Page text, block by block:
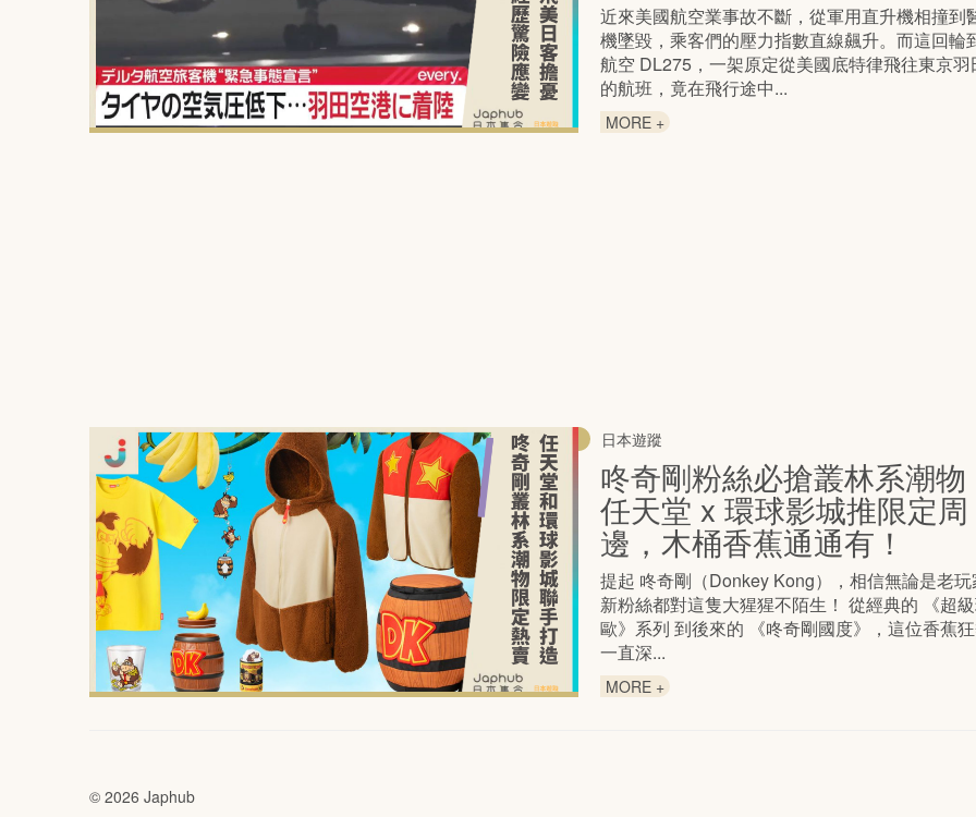
近來美國航空業事故不斷，從軍用直升機相撞到
機墜毀，乘客們的壓力指數直線飆升。而這回輪
航空 DL275，一架原定從美國底特律飛往東京羽
的航班，竟在飛行途中...
MORE +
日本遊蹤
咚奇剛粉絲必搶叢林系潮物
任天堂 x 環球影城推限定周
邊，木桶香蕉通通有！
提起 咚奇剛（Donkey Kong），相信無論是老玩
新粉絲都對這隻大猩猩不陌生！ 從經典的 《超
歐》系列 到後來的 《咚奇剛國度》，這位香蕉
一直深...
MORE +